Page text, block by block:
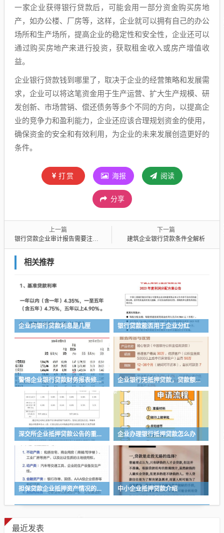
一家企业获得银行贷款后，可能会用一部分资金购买房地
产，如办公楼、厂房等，这样，企业就可以拥有自己的办公
场所和生产场所，提高企业的稳定性和安全性，企业还可以
通过购买房地产来进行投资，获取租金收入或房产增值收
益。
企业银行贷款钱到哪里了，取决于企业的经营策略和发展需
求，企业可以将这笔资金用于生产运营、扩大生产规模、研
发创新、市场营销、偿还债务等多个不同的方向，以提高企
业的竞争力和盈利能力，企业还应该合理规划资金的使用，
确保资金的安全和有效利用，为企业的未来发展创造更好的
条件。
打赏 海报 阅读
分享
上一篇
银行贷款企业审计报告需要注意的要点
下一篇
建筑企业银行贷款条件全解析
相关推荐
企业向银行贷款利息是几厘 银行贷款能否用于企业分红
警惕企业银行贷款财务报表修改的风险与应对策略 企业银行无抵押贷款，贷款额度的多与少
深交所企业抵押贷款公告的重要性与影响 企业办理银行抵押贷款怎么办
担保贷款企业抵押资产情况的重要性与分析 中小企业抵押贷款介绍
最近发表